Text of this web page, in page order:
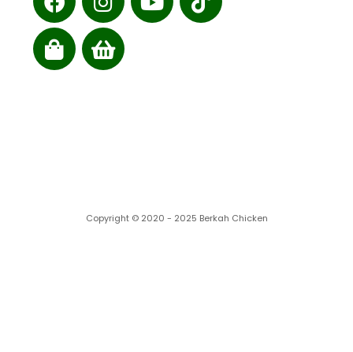
Copyright © 2020 - 2025 Berkah Chicken